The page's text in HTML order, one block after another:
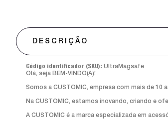
DESCRIÇÃO
Código identificador (SKU): UltraMagsafe
Olá, seja BEM-VINDO(A)!
Somos a CUSTOMIC, empresa com mais de 10
Na CUSTOMIC, estamos inovando, criando e
A CUSTOMIC é a marca especializada em